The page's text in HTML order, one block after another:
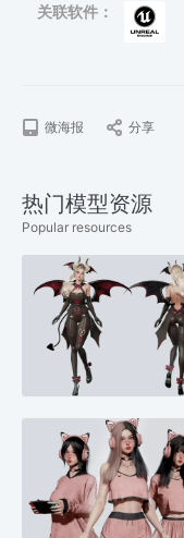
关联软件：
微海报 分享
热门模型资源
Popular resources